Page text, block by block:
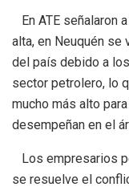
En ATE señalaron
alta, en Neuquén se
del país debido a
sector petrolero, lo
mucho más alto
desempeñan en el
Los empresarios
se resuelve el